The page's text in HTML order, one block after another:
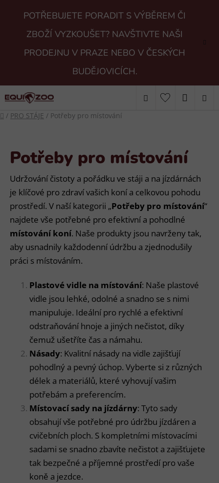
POTŘEBUJETE PORADIT S VÝBĚREM ČI
ZBOŽÍ VYZKOUŠET? NAVŠTIVTE NAŠI
PRODEJNU V PRAZE NEBO V ČESKÝCH
BUDĚJOVICÍCH.
Hledat
Domů
/ PRO STÁJE / Potřeby pro místování
Potřeby pro místování
Udržování čistoty a pořádku ve stáji a na jízdárnách
je klíčové pro zdraví vašich koní a celkovou pohodu
prostředí. V naší kategorii „Potřeby pro místování“
najdete vše potřebné pro efektivní a pohodlné
místování koní. Naše produkty jsou navrženy tak,
aby usnadnily každodenní údržbu a zjednodušily
práci s místováním.
Plastové vidle na místování: Naše plastové
vidle jsou lehké, odolné a snadno se s nimi
manipuluje. Ideální pro rychlé a efektivní
odstraňování hnoje a jiných nečistot, díky
čemuž ušetříte čas a námahu.
Násady: Kvalitní násady na vidle zajišťují
pohodlný a pevný úchop. Vyberte si z různých
délek a materiálů, které vyhovují vašim
potřebám a preferencím.
Místovací sady na jízdárny: Tyto sady
obsahují vše potřebné pro údržbu jízdáren a
cvičebních ploch. S kompletními místovacími
sadami se snadno zbavíte nečistot a zajišťujete
tak bezpečné a příjemné prostředí pro vaše
koně a jezdce.